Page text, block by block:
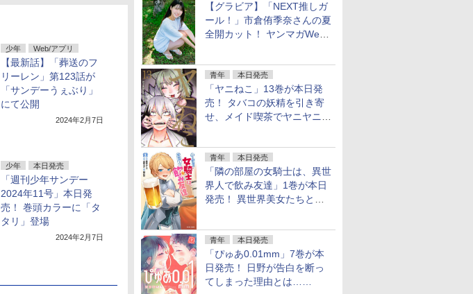
【グラビア】「NEXT推しガ
ール！」市倉侑季奈さんの夏
全開カット！ ヤンマガWeb
青年 本日発売
「ヤニねこ」13巻が本日発
売！ タバコの妖精を引き寄
せ、メイド喫茶でヤニヤニき
青年 本日発売
「隣の部屋の女騎士は、異世
界人で飲み友達」1巻が本日
発売！ 異世界美女たちとハ
青年 本日発売
「ぴゅあ0.01mm」7巻が本
日発売！ 日野が告白を断っ
てしまった理由とは……
少年 Web/アプリ
【最新話】「葬送のフ
リーレン」第123話が
「サンデーうぇぶり」
にて公開
2024年2月7日
少年 本日発売
「週刊少年サンデー
2024年11号」本日発
売！ 巻頭カラーに「タ
タリ」登場
2024年2月7日